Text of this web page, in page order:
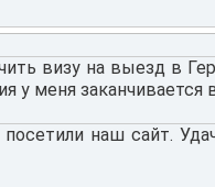
визу на выезд в
у меня заканчивается
наш сайт.